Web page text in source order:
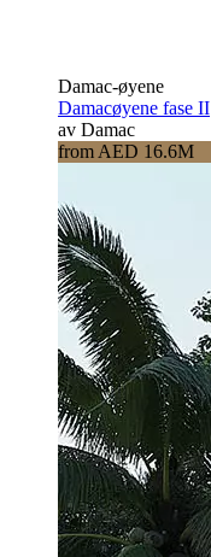
Damac-øyene
Damacøyene fase II
av Damac
from AED 16.6M